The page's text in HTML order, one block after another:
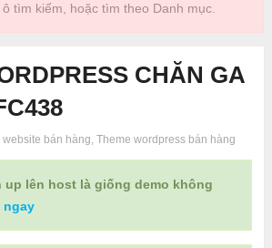
tìm kiếm, hoặc tìm theo Danh mục.
CHĂN GA
website bán hàng, Theme wordpress bán hàng
up lên host là giống demo không
ngay